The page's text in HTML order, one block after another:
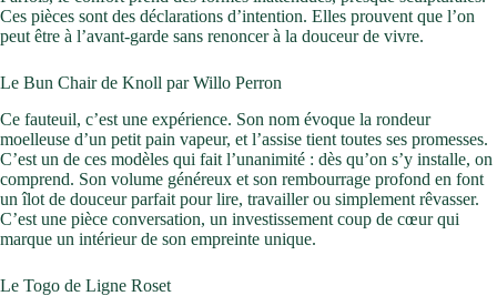
Ces pièces sont des déclarations d’intention. Elles prouvent que l’on
peut être à l’avant-garde sans renoncer à la douceur de vivre.
Le Bun Chair de Knoll par Willo Perron
Ce fauteuil, c’est une expérience. Son nom évoque la rondeur
moelleuse d’un petit pain vapeur, et l’assise tient toutes ses promesses.
C’est un de ces modèles qui fait l’unanimité : dès qu’on s’y installe, on
comprend. Son volume généreux et son rembourrage profond en font
un îlot de douceur parfait pour lire, travailler ou simplement rêvasser.
C’est une pièce conversation, un investissement coup de cœur qui
marque un intérieur de son empreinte unique.
Le Togo de Ligne Roset